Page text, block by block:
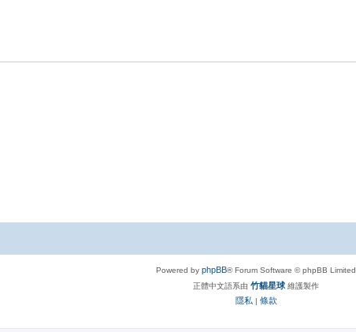
Powered by phpBB® Forum Software © phpBB Limited
正體中文語系由 竹貓星球 維護製作
隱私| 條款